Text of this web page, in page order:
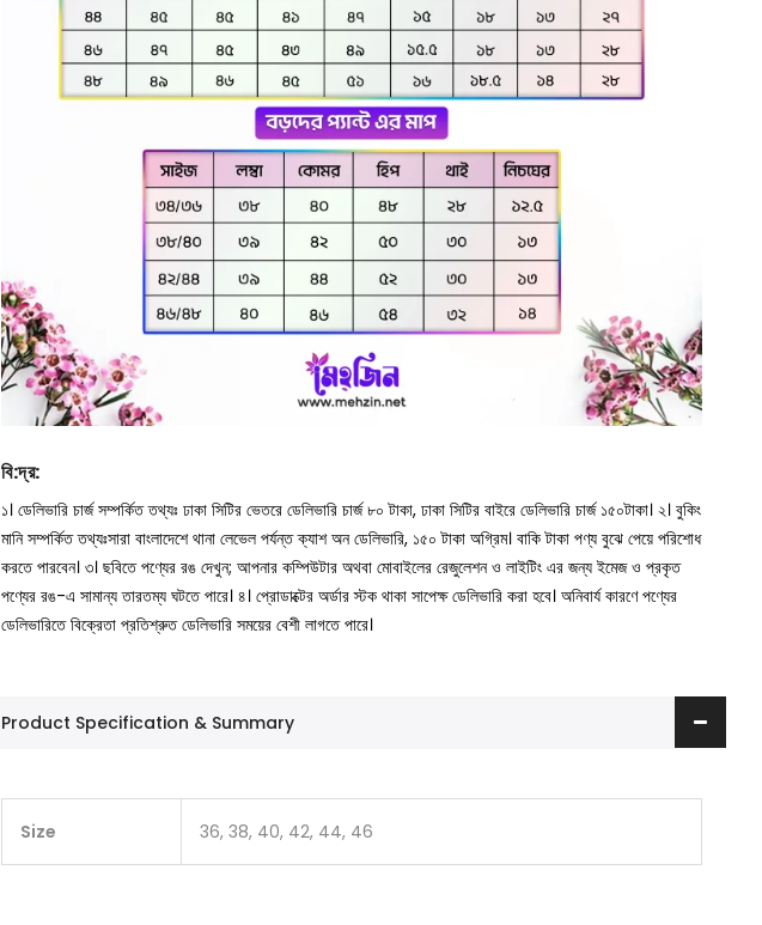
বি:দ্র:
১। ডেলিভারি চার্জ সম্পর্কিত তথ্যঃ ঢাকা সিটির ভেতরে ডেলিভারি চার্জ ৮০ টাকা, ঢাকা সিটির বাইরে ডেলিভারি চার্জ ১৫০টাকা। ২। বুকিং
মানি সম্পর্কিত তথ্যঃসারা বাংলাদেশে থানা লেভেল পর্যন্ত ক্যাশ অন ডেলিভারি, ১৫০ টাকা অগ্রিম। বাকি টাকা পণ্য বুঝে পেয়ে পরিশোধ
করতে পারবেন। ৩। ছবিতে পণ্যের রঙ দেখুন; আপনার কম্পিউটার অথবা মোবাইলের রেজুলেশন ও লাইটিং এর জন্য ইমেজ ও প্রকৃত
পণ্যের রঙ-এ সামান্য তারতম্য ঘটতে পারে। ৪। প্রোডাক্টের অর্ডার স্টক থাকা সাপেক্ষ ডেলিভারি করা হবে। অনিবার্য কারণে পণ্যের
ডেলিভারিতে বিক্রেতা প্রতিশ্রুত ডেলিভারি সময়ের বেশী লাগতে পারে।
Product Specification & Summary
Size 36, 38, 40, 42, 44, 46